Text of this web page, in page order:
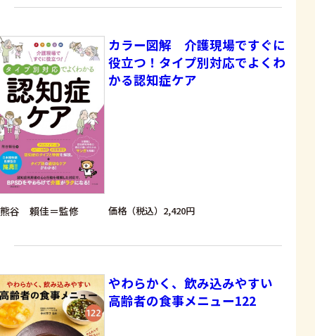
カラー図解 介護現場ですぐに
役立つ！タイプ別対応でよくわ
かる認知症ケア
熊谷 賴佳＝監修 価格（税込）2,420円
やわらかく、飲み込みやすい
高齢者の食事メニュー122